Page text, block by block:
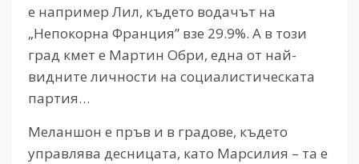
е например Лил, където водачът на
„Непокорна Франция” взе 29.9%. А в този
град кмет е Мартин Обри, една от най-
видните личности на социалистическата
партия…
Меланшон е пръв и в градове, където
управлява десницата, като Марсилия – та е